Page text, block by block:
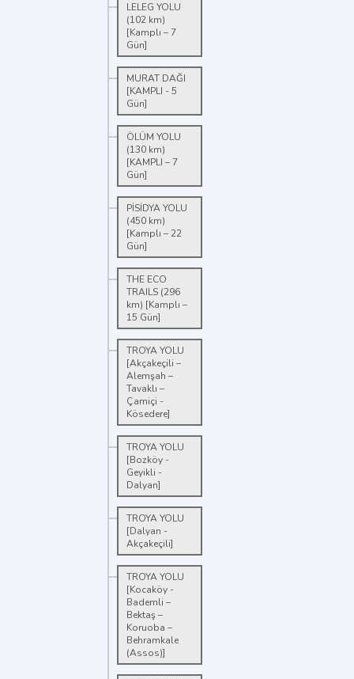
LELEG YOLU
(102 km)
[Kamplı – 7
Gün]
MURAT DAĞI
[KAMPLI - 5
Gün]
ÖLÜM YOLU
(130 km)
[KAMPLI – 7
Gün]
PİSİDYA YOLU
(450 km)
[Kamplı – 22
Gün]
THE ECO
TRAILS (296
km) [Kamplı –
15 Gün]
TROYA YOLU
[Akçakeçili –
Alemşah –
Tavaklı –
Çamiçi -
Kösedere]
TROYA YOLU
[Bozköy -
Geyikli -
Dalyan]
TROYA YOLU
[Dalyan -
Akçakeçili]
TROYA YOLU
[Kocaköy -
Bademli –
Bektaş –
Koruoba –
Behramkale
(Assos)]